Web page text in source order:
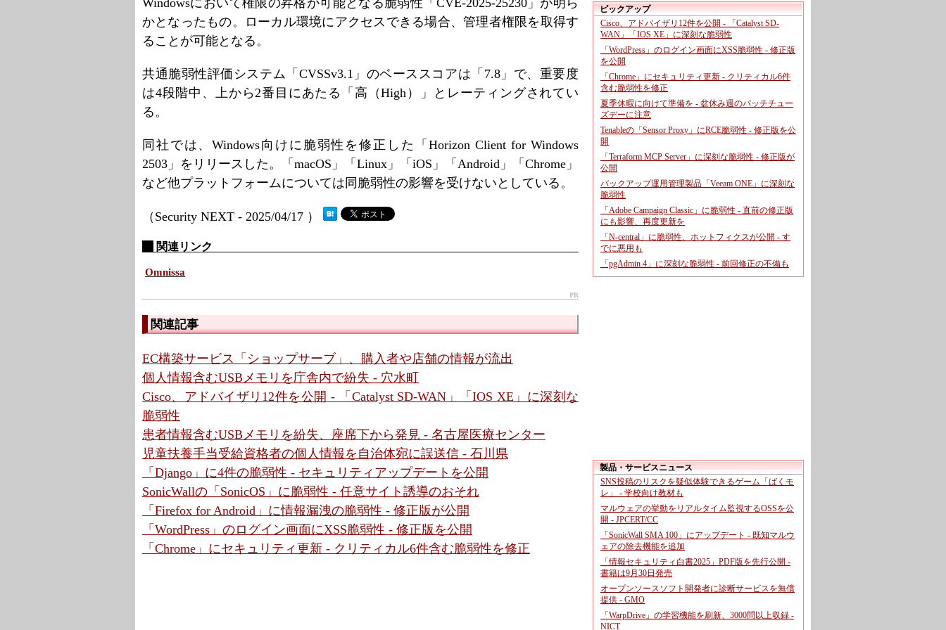
Windowsにおいて権限の昇格が可能となる脆弱性「CVE-2025-25230」が明ら
かとなったもの。ローカル環境にアクセスできる場合、管理者権限を取得す
ることが可能となる。
共通脆弱性評価システム「CVSSv3.1」のベーススコアは「7.8」で、重要度
は4段階中、上から2番目にあたる「高（High）」とレーティングされてい
る。
同社では、Windows向けに脆弱性を修正した「Horizon Client for Windows
2503」をリリースした。「macOS」「Linux」「iOS」「Android」「Chrome」
など他プラットフォームについては同脆弱性の影響を受けないとしている。
（Security NEXT - 2025/04/17 ）
関連リンク
Omnissa
PR
関連記事
EC構築サービス「ショップサーブ」、購入者や店舗の情報が流出
個人情報含むUSBメモリを庁舎内で紛失 - 穴水町
Cisco、アドバイザリ12件を公開 - 「Catalyst SD-WAN」「IOS XE」に深刻な
脆弱性
患者情報含むUSBメモリを紛失、座席下から発見 - 名古屋医療センター
児童扶養手当受給資格者の個人情報を自治体宛に誤送信 - 石川県
「Django」に4件の脆弱性 - セキュリティアップデートを公開
SonicWallの「SonicOS」に脆弱性 - 任意サイト誘導のおそれ
「Firefox for Android」に情報漏洩の脆弱性 - 修正版が公開
「WordPress」のログイン画面にXSS脆弱性 - 修正版を公開
「Chrome」にセキュリティ更新 - クリティカル6件含む脆弱性を修正
ピックアップ
Cisco、アドバイザリ12件を公開 - 「Catalyst SD-
WAN」「IOS XE」に深刻な脆弱性
「WordPress」のログイン画面にXSS脆弱性 - 修正版
を公開
「Chrome」にセキュリティ更新 - クリティカル6件
含む脆弱性を修正
夏季休暇に向けて準備を - 盆休み週のパッチチュー
ズデーに注意
Tenableの「Sensor Proxy」にRCE脆弱性 - 修正版を公
開
「Terraform MCP Server」に深刻な脆弱性 - 修正版が
公開
バックアップ運用管理製品「Veeam ONE」に深刻な
脆弱性
「Adobe Campaign Classic」に脆弱性 - 直前の修正版
にも影響、再度更新を
「N-central」に脆弱性、ホットフィクスが公開 - す
でに悪用も
「pgAdmin 4」に深刻な脆弱性 - 前回修正の不備も
製品・サービスニュース
SNS投稿のリスクを疑似体験できるゲーム「ばくモ
レ」 - 学校向け教材も
マルウェアの挙動をリアルタイム監視するOSSを公
開 - JPCERT/CC
「SonicWall SMA 100」にアップデート - 既知マルウ
ェアの除去機能を追加
「情報セキュリティ白書2025」PDF版を先行公開 -
書籍は9月30日発売
オープンソースソフト開発者に診断サービスを無償
提供 - GMO
「WarpDrive」の学習機能を刷新、3000問以上収録 -
NICT